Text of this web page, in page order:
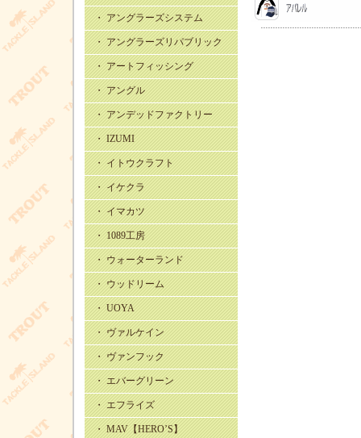
・ アングラーズシステム
・ アングラーズリパブリック
・ アートフィッシング
・ アングル
・ アンデッドファクトリー
・ IZUMI
・ イトウクラフト
・ イケクラ
・ イマカツ
・ 1089工房
・ ウォーターランド
・ ウッドリーム
・ UOYA
・ ヴァルケイン
・ ヴァンフック
・ エバーグリーン
・ エフライズ
・ MAV【HERO’S】